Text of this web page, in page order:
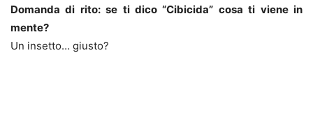
Domanda di rito: se ti dico “Cibicida” cosa ti viene in
mente?
Un insetto… giusto?